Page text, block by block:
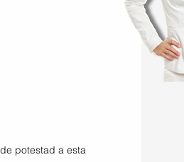
potestad a esta